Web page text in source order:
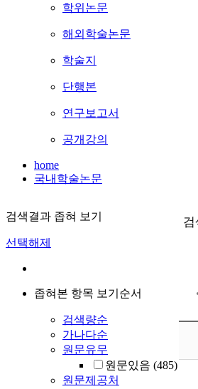
학위논문
해외학술논문
학술지
단행본
연구보고서
공개강의
home
국내학술논문
검색결과 좁혀 보기
선택해제
좁혀본 항목 보기순서
검색량순
가나다순
원문유무
원문있음 (485)
원문제공처
검